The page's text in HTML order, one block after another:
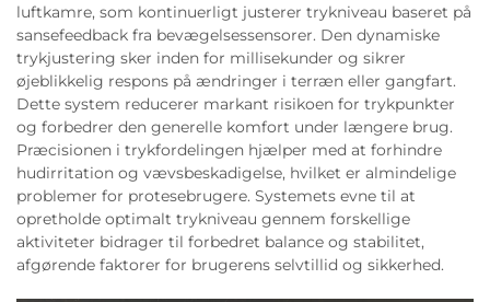
luftkamre, som kontinuerligt justerer trykniveau baseret på
sansefeedback fra bevægelsessensorer. Den dynamiske
trykjustering sker inden for millisekunder og sikrer
øjeblikkelig respons på ændringer i terræn eller gangfart.
Dette system reducerer markant risikoen for trykpunkter
og forbedrer den generelle komfort under længere brug.
Præcisionen i trykfordelingen hjælper med at forhindre
hudirritation og vævsbeskadigelse, hvilket er almindelige
problemer for protesebrugere. Systemets evne til at
opretholde optimalt trykniveau gennem forskellige
aktiviteter bidrager til forbedret balance og stabilitet,
afgørende faktorer for brugerens selvtillid og sikkerhed.